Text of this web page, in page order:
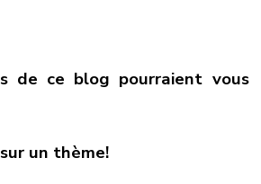
de ce blog pourraient vous
un thème!